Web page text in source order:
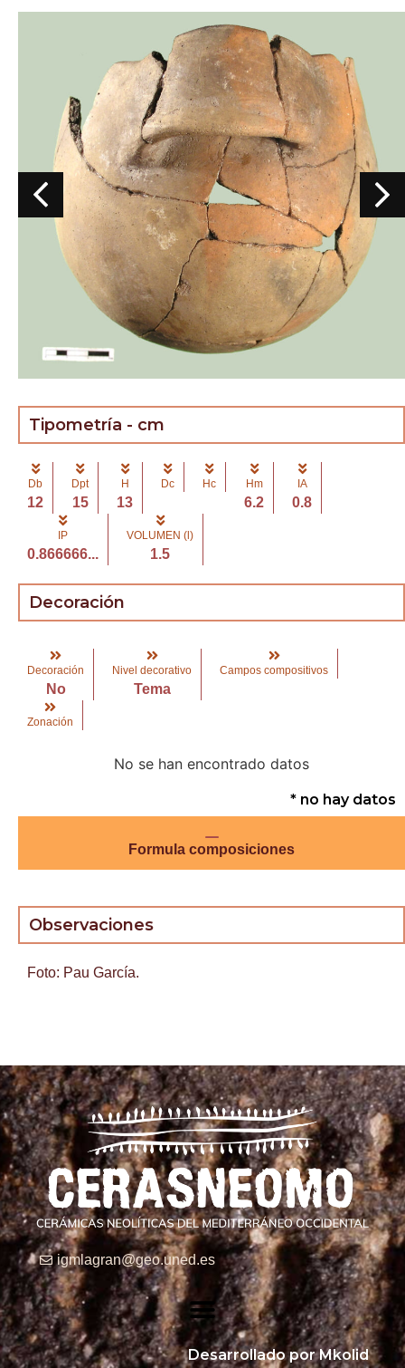
Tipometría - cm
Db
12
Dpt
15
H
13
Dc Hc Hm
6.2
IA
0.8
IP
0.866666...
VOLUMEN (l)
1.5
Decoración
Decoración
No
Nivel decorativo
Tema
Campos compositivos
Zonación
No se han encontrado datos
* no hay datos
Formula composiciones
Observaciones
Foto: Pau García.
igmlagran@geo.uned.es
Desarrollado por Mkolid